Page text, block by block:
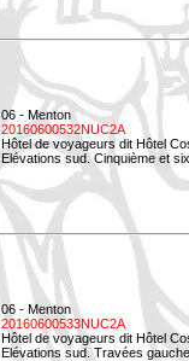
06 - Menton
20160600532NUC2A
Hôtel de voyageurs dit Hôtel
Elévations sud. Cinquième et
06 - Menton
20160600533NUC2A
Hôtel de voyageurs dit Hôtel
Elévations sud. Travées